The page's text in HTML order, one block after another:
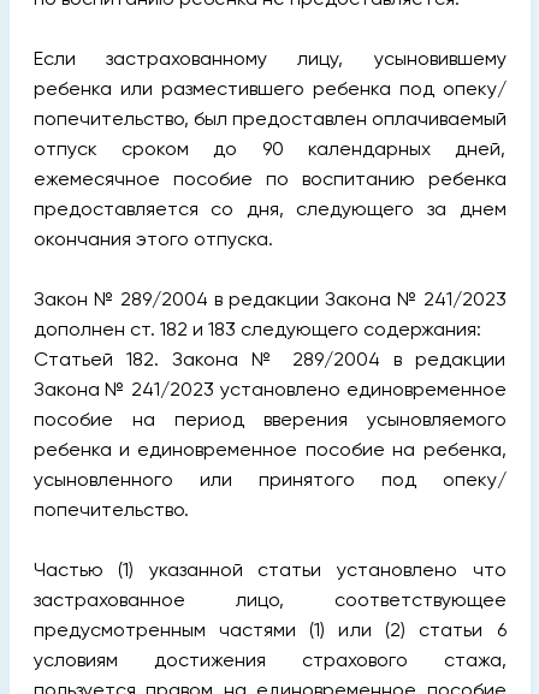
Если застрахованному лицу, усыновившему
ребенка или разместившего ребенка под опеку/
попечительство, был предоставлен оплачиваемый
отпуск сроком до 90 календарных дней,
ежемесячное пособие по воспитанию ребенка
предоставляется со дня, следующего за днем
окончания этого отпуска.
Закон № 289/2004 в редакции Закона № 241/2023
дополнен ст. 182 и 183 следующего содержания:
Статьей 182. Закона № 289/2004 в редакции
Закона № 241/2023 установлено единовременное
пособие на период вверения усыновляемого
ребенка и единовременное пособие на ребенка,
усыновленного или принятого под опеку/
попечительство.
Частью (1) указанной статьи установлено что
застрахованное лицо, соответствующее
предусмотренным частями (1) или (2) статьи 6
условиям достижения страхового стажа,